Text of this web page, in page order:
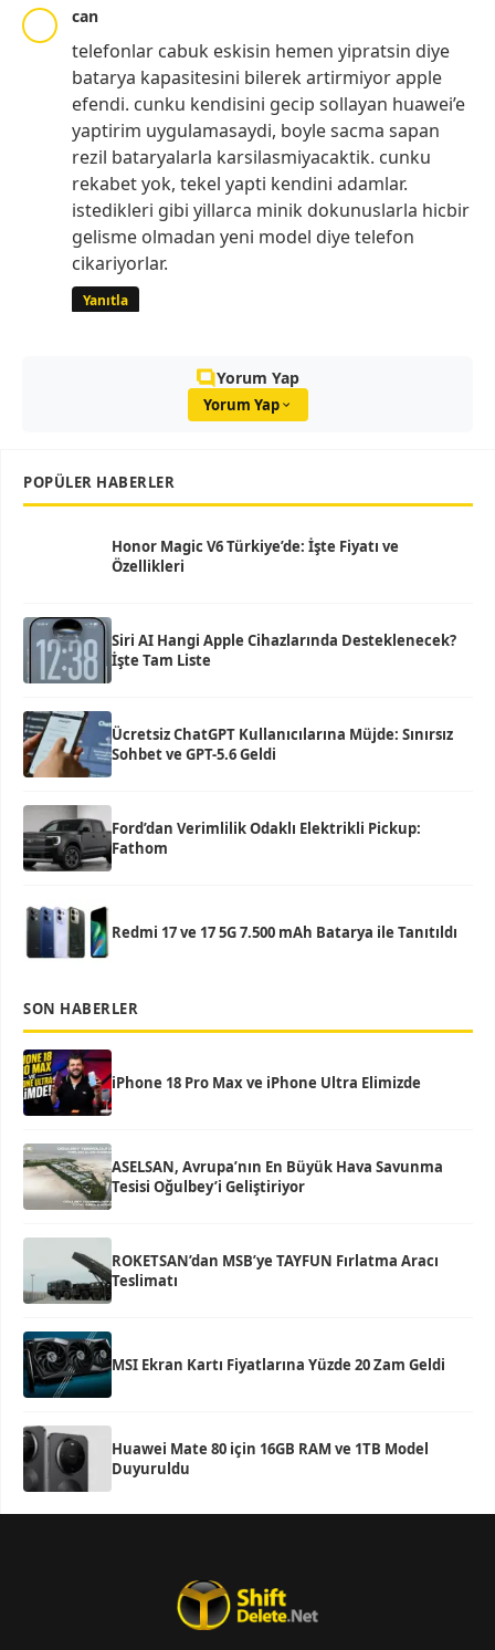
can
telefonlar cabuk eskisin hemen yipratsin diye
batarya kapasitesini bilerek artirmiyor apple
efendi. cunku kendisini gecip sollayan huawei’e
yaptirim uygulamasaydi, boyle sacma sapan
rezil bataryalarla karsilasmiyacaktik. cunku
rekabet yok, tekel yapti kendini adamlar.
istedikleri gibi yillarca minik dokunuslarla hicbir
gelisme olmadan yeni model diye telefon
cikariyorlar.
Yanıtla
Yorum Yap
Yorum Yap
POPÜLER HABERLER
Honor Magic V6 Türkiye’de: İşte Fiyatı ve
Özellikleri
Siri AI Hangi Apple Cihazlarında Desteklenecek?
İşte Tam Liste
Ücretsiz ChatGPT Kullanıcılarına Müjde: Sınırsız
Sohbet ve GPT-5.6 Geldi
Ford’dan Verimlilik Odaklı Elektrikli Pickup:
Fathom
Redmi 17 ve 17 5G 7.500 mAh Batarya ile Tanıtıldı
SON HABERLER
iPhone 18 Pro Max ve iPhone Ultra Elimizde
ASELSAN, Avrupa’nın En Büyük Hava Savunma
Tesisi Oğulbey’i Geliştiriyor
ROKETSAN’dan MSB’ye TAYFUN Fırlatma Aracı
Teslimatı
MSI Ekran Kartı Fiyatlarına Yüzde 20 Zam Geldi
Huawei Mate 80 için 16GB RAM ve 1TB Model
Duyuruldu